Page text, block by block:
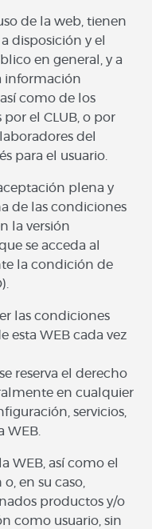
de la web, tienen
disposición y el
en general, y a
información
como de los
el CLUB, o por
del
para el usuario.
plena y
de las condiciones
la versión
se acceda al
la condición de
las condiciones
esta WEB cada vez
se reserva el derecho
en cualquier
servicios,
WEB.
WEB, así como el
en su caso,
productos y/o
como usuario, sin